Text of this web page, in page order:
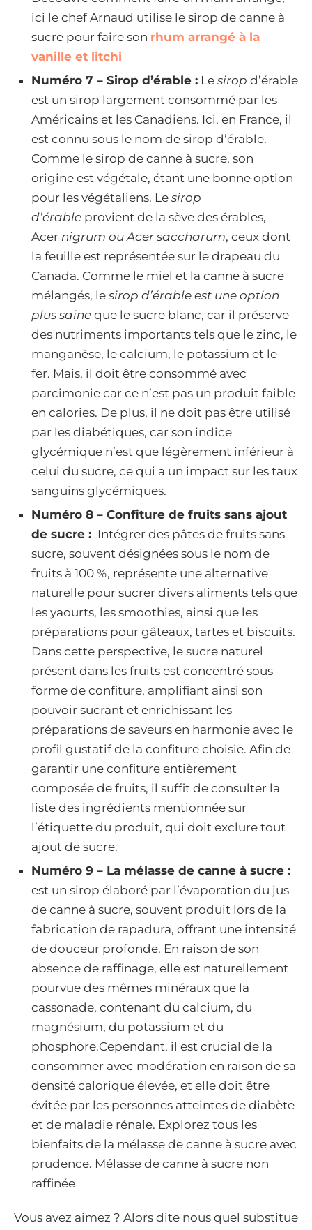
ici le chef Arnaud utilise le sirop de canne à
sucre pour faire son rhum arrangé à la
vanille et litchi
Numéro 7 – Sirop d’érable : Le sirop d’érable
est un sirop largement consommé par les
Américains et les Canadiens. Ici, en France, il
est connu sous le nom de sirop d’érable.
Comme le sirop de canne à sucre, son
origine est végétale, étant une bonne option
pour les végétaliens. Le sirop
d’érable provient de la sève des érables,
Acer nigrum ou Acer saccharum, ceux dont
la feuille est représentée sur le drapeau du
Canada. Comme le miel et la canne à sucre
mélangés, le sirop d’érable est une option
plus saine que le sucre blanc, car il préserve
des nutriments importants tels que le zinc, le
manganèse, le calcium, le potassium et le
fer. Mais, il doit être consommé avec
parcimonie car ce n’est pas un produit faible
en calories. De plus, il ne doit pas être utilisé
par les diabétiques, car son indice
glycémique n’est que légèrement inférieur à
celui du sucre, ce qui a un impact sur les taux
sanguins glycémiques.
Numéro 8 – Confiture de fruits sans ajout
de sucre : Intégrer des pâtes de fruits sans
sucre, souvent désignées sous le nom de
fruits à 100 %, représente une alternative
naturelle pour sucrer divers aliments tels que
les yaourts, les smoothies, ainsi que les
préparations pour gâteaux, tartes et biscuits.
Dans cette perspective, le sucre naturel
présent dans les fruits est concentré sous
forme de confiture, amplifiant ainsi son
pouvoir sucrant et enrichissant les
préparations de saveurs en harmonie avec le
profil gustatif de la confiture choisie. Afin de
garantir une confiture entièrement
composée de fruits, il suffit de consulter la
liste des ingrédients mentionnée sur
l’étiquette du produit, qui doit exclure tout
ajout de sucre.
Numéro 9 – La mélasse de canne à sucre :
est un sirop élaboré par l’évaporation du jus
de canne à sucre, souvent produit lors de la
fabrication de rapadura, offrant une intensité
de douceur profonde. En raison de son
absence de raffinage, elle est naturellement
pourvue des mêmes minéraux que la
cassonade, contenant du calcium, du
magnésium, du potassium et du
phosphore.Cependant, il est crucial de la
consommer avec modération en raison de sa
densité calorique élevée, et elle doit être
évitée par les personnes atteintes de diabète
et de maladie rénale. Explorez tous les
bienfaits de la mélasse de canne à sucre avec
prudence. Mélasse de canne à sucre non
raffinée
Vous avez aimez ? Alors dite nous quel substitue